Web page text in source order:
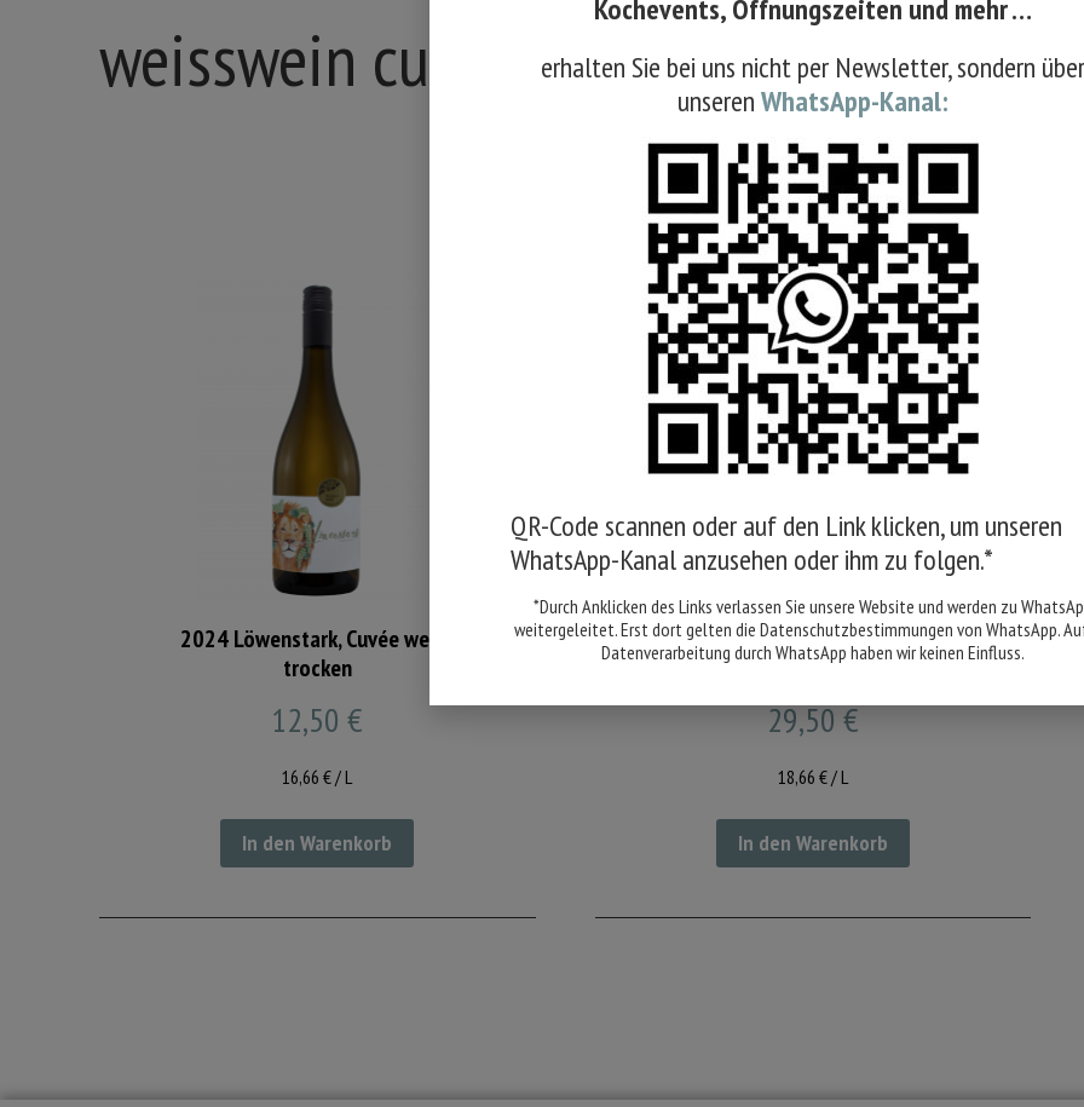
weisswein cuvée
2024 Löwenstark, Cuvée weiss
trocken
12,50€
16,66€/L
In den Warenkorb
2024 Löwenstark, Cuvée weiss
trocken, Magnumflasche
29,50€
18,66 €/L
In den Warenkorb
Kochevents, Öffnungszeiten und mehr …
erhalten Sie bei uns nicht per Newsletter, sondern über
unserenWhatsApp-Kanal:
QR-Code scannen oder auf den Link klicken, um unseren
WhatsApp-Kanal anzusehen oder ihm zu folgen.*
*Durch Anklicken des Links verlassen Sie unsere Website und werden zu
weitergeleitet. Erst dort gelten die Datenschutzbestimmungen von WhatsApp.
Datenverarbeitung durch WhatsApp haben wir keinen Einfluss.